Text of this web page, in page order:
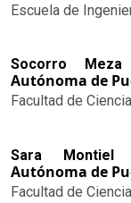
Escuela de
Socorro
Autónoma de
Facultad de
Sara Montiel
Autónoma de
Facultad de